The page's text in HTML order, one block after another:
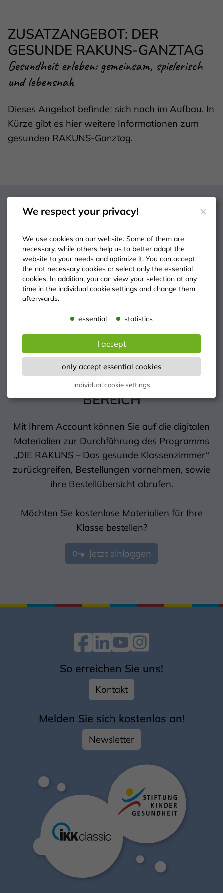
ZUSATZANGEBOT: DER
GESUNDE RAKUNS-GANZTAG
Gesundheit erleben: gemeinsam, spielerisch
und lebensnah
Dieses Angebot befindet sich noch im Aufbau. In
Kürze gibt es hier weitere Informationen zum
gesunden RAKUNS-Ganztag.
EINLOGGEN: LEHRKRÄFTE-
BEREICH
Mit Ihrem Account können Sie auf die digitalen
Materialien zur Durchführung des Programms
„DIE RAKUNS – Das gesunde Klassenzimmer“
zurückgreifen, Bestellungen vornehmen, sowie
ihre Bestellübersicht abrufen.
Möchten Sie kostenlose Materialien für Ihre
Klasse bestellen?
Jetzt einloggen
So erreichen Sie uns!
Kontakt
Melden Sie sich kostenlos an!
Newsletter
We respect your privacy!
We use cookies on our website. Some of them are
necessary, while others help us to better adapt the
website to your needs and optimize it. You can accept
the not necessary cookies or select only the essential
cookies. In addition, you can view your selection at any
time in the individual cookie settings and change them
afterwards.
essential statistics
I accept
only accept essential cookies
individual cookie settings